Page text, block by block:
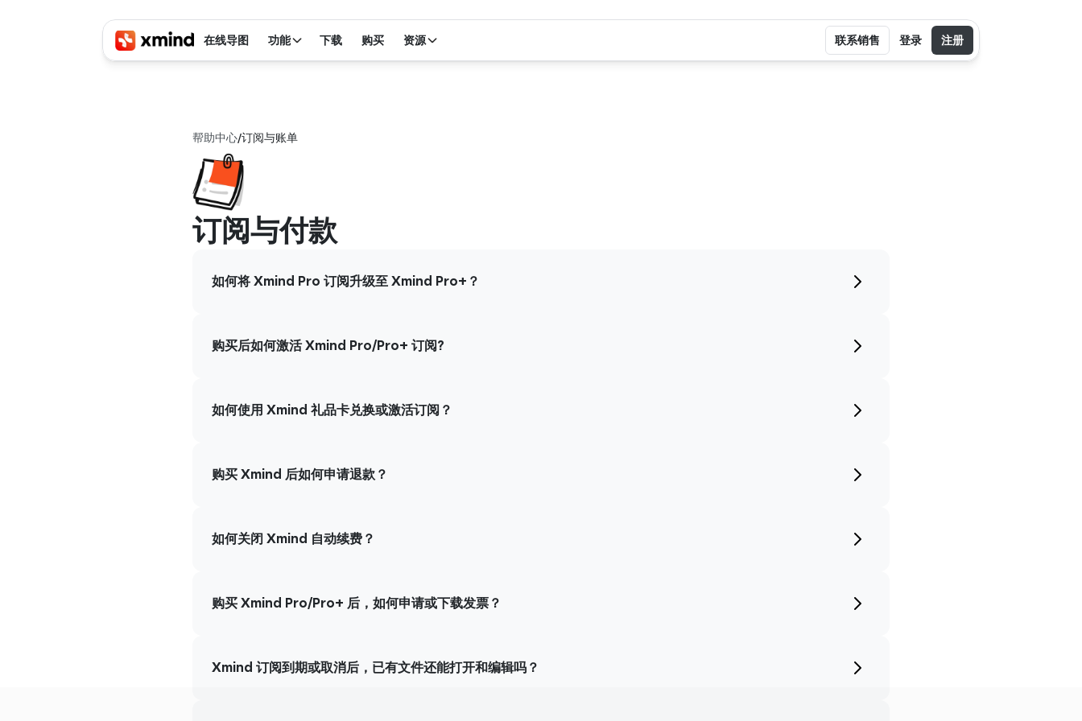
帮助中心/订阅与账单
订阅与付款
如何将 Xmind Pro 订阅升级至 Xmind Pro+？
购买后如何激活 Xmind Pro/Pro+ 订阅?
如何使用 Xmind 礼品卡兑换或激活订阅？
购买 Xmind 后如何申请退款？
如何关闭 Xmind 自动续费？
购买 Xmind Pro/Pro+ 后，如何申请或下载发票？
Xmind 订阅到期或取消后，已有文件还能打开和编辑吗？
在线导图 功能 下载 购买 资源 联系销售 登录 注册